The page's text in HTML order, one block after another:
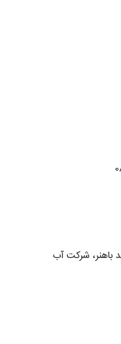
باهنر، شرکت آب